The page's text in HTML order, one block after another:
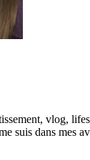
vlog,
suis dans mes